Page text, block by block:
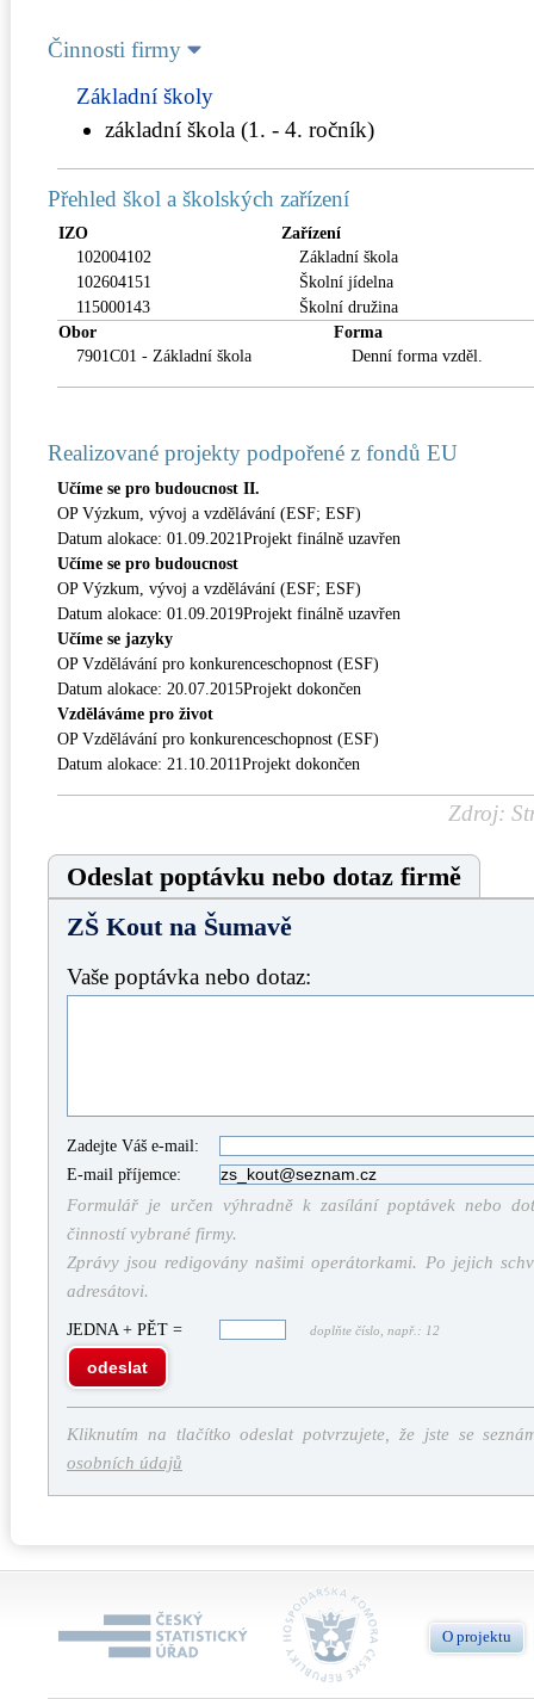
Činnosti firmy
Základní školy
základní škola (1. - 4. ročník)
Přehled škol a školských zařízení
IZO
Zařízení
102004102
Základní škola
102604151
Školní jídelna
115000143
Školní družina
Obor
Forma
7901C01 - Základní škola
Denní forma vzděl.
Realizované projekty podpořené z fondů EU
Učíme se pro budoucnost II.
OP Výzkum, vývoj a vzdělávání (ESF; ESF)
Datum alokace: 01.09.2021Projekt finálně uzavřen
Učíme se pro budoucnost
OP Výzkum, vývoj a vzdělávání (ESF; ESF)
Datum alokace: 01.09.2019Projekt finálně uzavřen
Učíme se jazyky
OP Vzdělávání pro konkurenceschopnost (ESF)
Datum alokace: 20.07.2015Projekt dokončen
Vzděláváme pro život
OP Vzdělávání pro konkurenceschopnost (ESF)
Datum alokace: 21.10.2011Projekt dokončen
Zdroj:
Odeslat poptávku nebo dotaz firmě
ZŠ Kout na Šumavě
Vaše poptávka nebo dotaz:
Zadejte Váš e-mail:
E-mail příjemce:
Formulář je určen výhradně k zasílání poptávek nebo
činností vybrané firmy.
Zprávy jsou redigovány našimi operátorkami. Po jejich
adresátovi.
JEDNA + PĚT = doplňte číslo, např.: 12
odeslat
Kliknutím na tlačítko odeslat potvrzujete, že jste se
osobních údajů
O projektu